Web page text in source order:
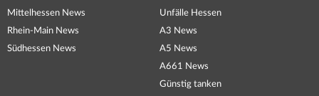
Mittelhessen News
Rhein-Main News
Südhessen News
Unfälle Hessen
A3 News
A5 News
A661 News
Günstig tanken